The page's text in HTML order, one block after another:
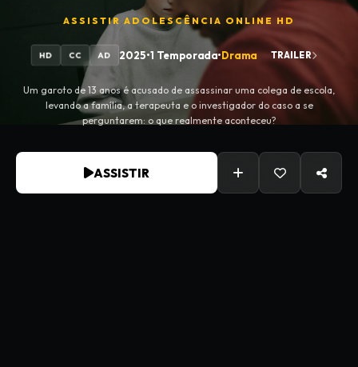
ASSISTIR ADOLESCÊNCIA ONLINE HD
HD CC AD 2025•1 Temporada•Drama TRAILER
Um garoto de 13 anos é acusado de assassinar uma colega de escola,
levando a família, a terapeuta e o investigador do caso a se
perguntarem: o que realmente aconteceu?
ASSISTIR